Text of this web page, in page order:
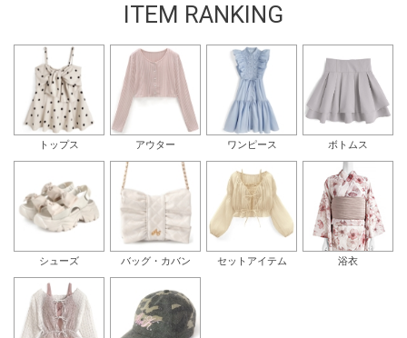
ITEM RANKING
トップス アウター ワンピース ボトムス
シューズ バッグ・カバン セットアイテム 浴衣